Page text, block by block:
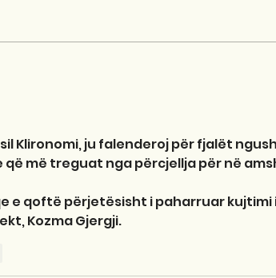
Klironomi, ju falenderoj për fjalët
më treguat nga përcjellja për në
e qoftë përjetësisht i paharruar kujtimi
Gjergji.